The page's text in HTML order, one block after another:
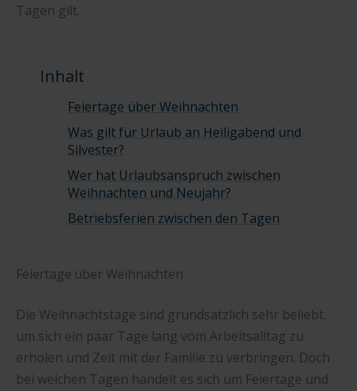
Tagen gilt.
Inhalt
Feiertage über Weihnachten
Was gilt für Urlaub an Heiligabend und
Silvester?
Wer hat Urlaubsanspruch zwischen
Weihnachten und Neujahr?
Betriebsferien zwischen den Tagen
Feiertage über Weihnachten
Die Weihnachtstage sind grundsätzlich sehr beliebt,
um sich ein paar Tage lang vom Arbeitsalltag zu
erholen und Zeit mit der Familie zu verbringen. Doch
bei welchen Tagen handelt es sich um Feiertage und